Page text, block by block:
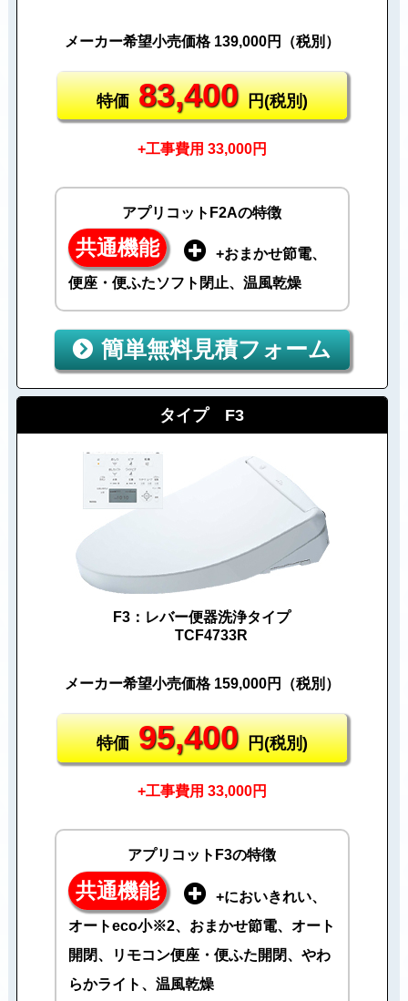
メーカー希望小売価格 139,000円（税別）
特価83,400円(税別)
+工事費用 33,000円
アプリコットF2Aの特徴
共通機能
+おまかせ節電、
便座・便ふたソフト閉止、温風乾燥
簡単無料見積フォーム
タイプ F3
F3：レバー便器洗浄タイプ
TCF4733R
メーカー希望小売価格 159,000円（税別）
特価95,400円(税別)
+工事費用 33,000円
アプリコットF3の特徴
共通機能
+においきれい、
オートeco小※2、おまかせ節電、オート
開閉、リモコン便座・便ふた開閉、やわ
らかライト、温風乾燥